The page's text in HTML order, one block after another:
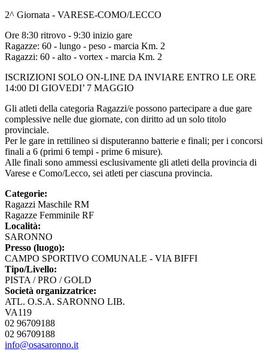
2^ Giornata - VARESE-COMO/LECCO
Ore 8:30 ritrovo - 9:30 inizio gare
Ragazze: 60 - lungo - peso - marcia Km. 2
Ragazzi: 60 - alto - vortex - marcia Km. 2
ISCRIZIONI SOLO ON-LINE DA INVIARE ENTRO LE ORE
14:00 DI GIOVEDI’ 7 MAGGIO
Gli atleti della categoria Ragazzi/e possono partecipare a due gare
complessive nelle due giornate, con diritto ad un solo titolo
provinciale.
Per le gare in rettilineo si disputeranno batterie e finali; per i concorsi
finali a 6 (primi 6 tempi - prime 6 misure).
Alle finali sono ammessi esclusivamente gli atleti della provincia di
Varese e Como/Lecco, sei atleti per ciascuna provincia.
Categorie:
Ragazzi Maschile RM
Ragazze Femminile RF
Località:
SARONNO
Presso (luogo):
CAMPO SPORTIVO COMUNALE - VIA BIFFI
Tipo/Livello:
PISTA / PRO / GOLD
Società organizzatrice:
ATL. O.S.A. SARONNO LIB.
VA119
02 96709188
02 96709188
info@osasaronno.it